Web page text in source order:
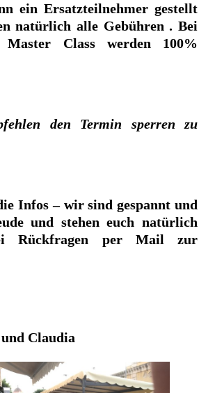
ein Ersatzteilnehmer gestellt
natürlich alle Gebühren . Bei
Class werden 100%
den Termin sperren zu
Infos – wir sind gespannt und
und stehen euch natürlich
Rückfragen per Mail zur
und Claudia